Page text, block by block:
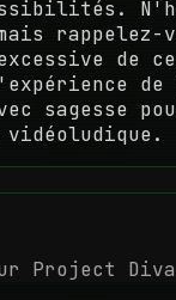
rappelez-
de ces
sagesse
Project